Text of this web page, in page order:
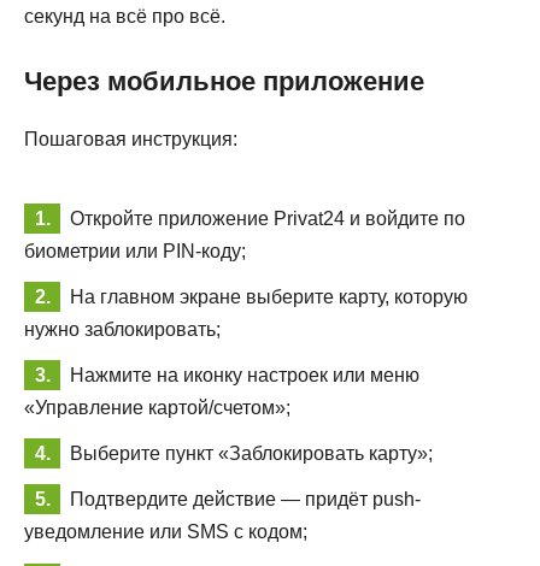
секунд на всё про всё.
Через мобильное приложение
Пошаговая инструкция:
Откройте приложение Privat24 и войдите по
биометрии или PIN-коду;
На главном экране выберите карту, которую
нужно заблокировать;
Нажмите на иконку настроек или меню
«Управление картой/счетом»;
Выберите пункт «Заблокировать карту»;
Подтвердите действие — придёт push-
уведомление или SMS с кодом;